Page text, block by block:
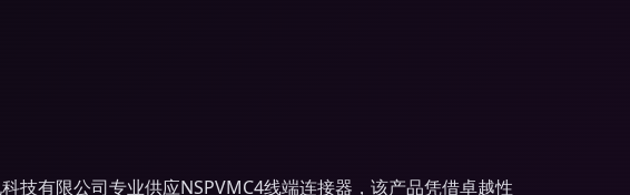
技有限公司专业供应NSPVMC4线端连接器，该产品凭借卓越性